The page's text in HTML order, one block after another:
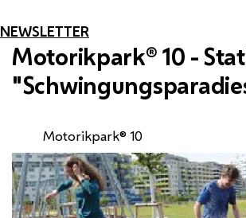
NEWSLETTER
Motorikpark® 10 -
Motorikpark® 10